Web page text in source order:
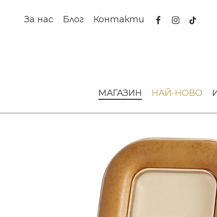
За нас Блог Контакти facebookinstagram
tiktok
МАГАЗИН НАЙ-НОВО